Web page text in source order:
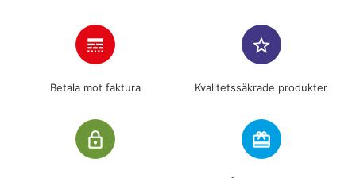
line_style
Betala mot faktura
star_border
Kvalitetssäkrade produkter
lock_outline redeem